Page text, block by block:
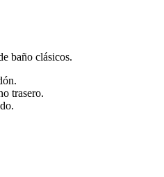
baño clásicos.
trasero.